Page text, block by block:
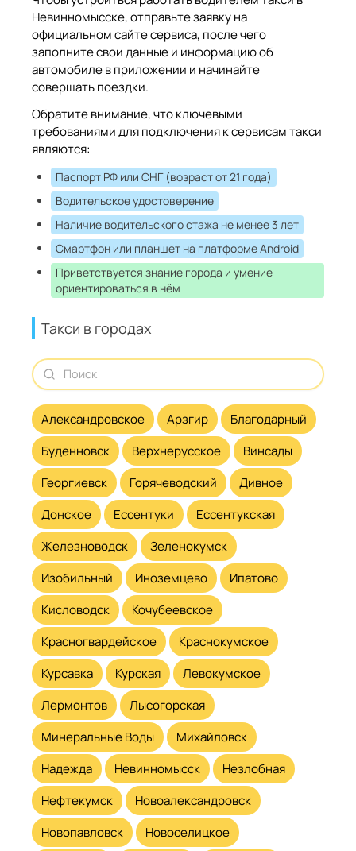
Невинномысске, отправьте заявку на
официальном сайте сервиса, после чего
заполните свои данные и информацию об
автомобиле в приложении и начинайте
совершать поездки.
Обратите внимание, что ключевыми
требованиями для подключения к сервисам такси
являются:
Паспорт РФ или СНГ (возраст от 21 года)
Водительское удостоверение
Наличие водительского стажа не менее 3 лет
Смартфон или планшет на платформе Android
Приветствуется знание города и умение
ориентироваться в нём
Такси в городах
Александровское Арзгир
Благодарный
Буденновск
Верхнерусское
Винсады
Георгиевск
Горячеводский
Дивное
Донское
Ессентуки
Ессентукская
Железноводск
Зеленокумск
Изобильный
Иноземцево
Ипатово
Кисловодск
Кочубеевское
Красногвардейское
Краснокумское
Курсавка
Курская
Левокумское
Лермонтов
Лысогорская
Минеральные Воды
Михайловск
Надежда
Невинномысск
Незлобная
Нефтекумск
Новоалександровск
Новопавловск
Новоселицкое